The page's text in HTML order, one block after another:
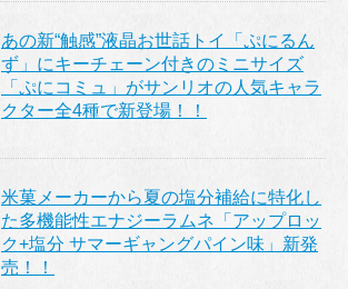
あの新“触感”液晶お世話トイ「ぷにるん
ず」にキーチェーン付きのミニサイズ
「ぷにコミュ」がサンリオの人気キャラ
クター全4種で新登場！！
米菓メーカーから夏の塩分補給に特化し
た多機能性エナジーラムネ「アップロッ
ク+塩分 サマーギャングパイン味」新発
売！！